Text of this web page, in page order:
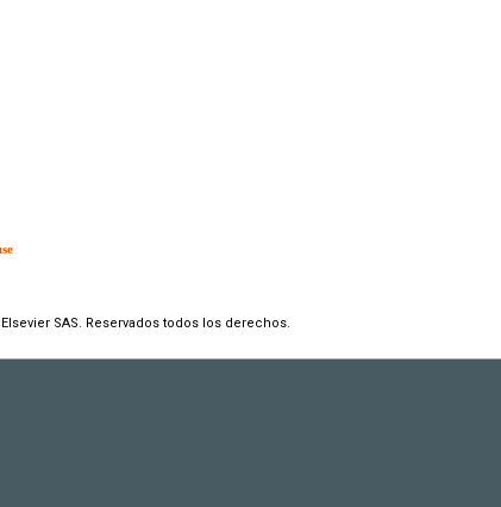
SAS. Reservados todos los derechos.